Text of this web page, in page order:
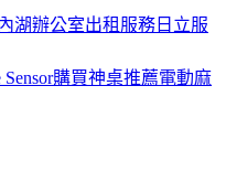
湖辦公室出租服務日立服
購買神桌推薦電動麻